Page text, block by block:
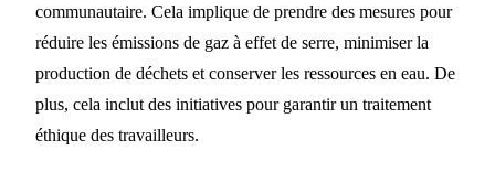
communautaire. Cela implique de prendre des mesures pour
réduire les émissions de gaz à effet de serre, minimiser la
production de déchets et conserver les ressources en eau. De
plus, cela inclut des initiatives pour garantir un traitement
éthique des travailleurs.